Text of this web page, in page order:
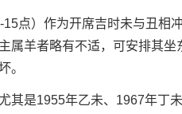
点）作为开席吉时未与丑相
属羊者略有不适，可安排其坐
。
其是1955年乙未、1967年丁